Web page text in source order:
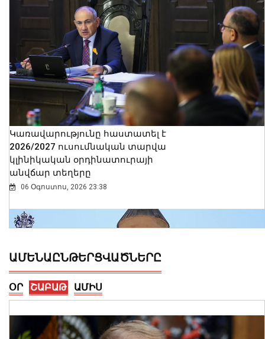
Կառավարությունը հաստատել է
2026/2027 ուսումնական տարվա
կլինիկական օրդինատուրայի
անվճար տեղերը
06 Օգոստոս, 2026 23:38
ԱՄԵՆԱԸՆԹԵՐՑՎԱԾՆԵՐԸ
ՕՐ ՇԱԲԱԹ ԱՄԻՍ